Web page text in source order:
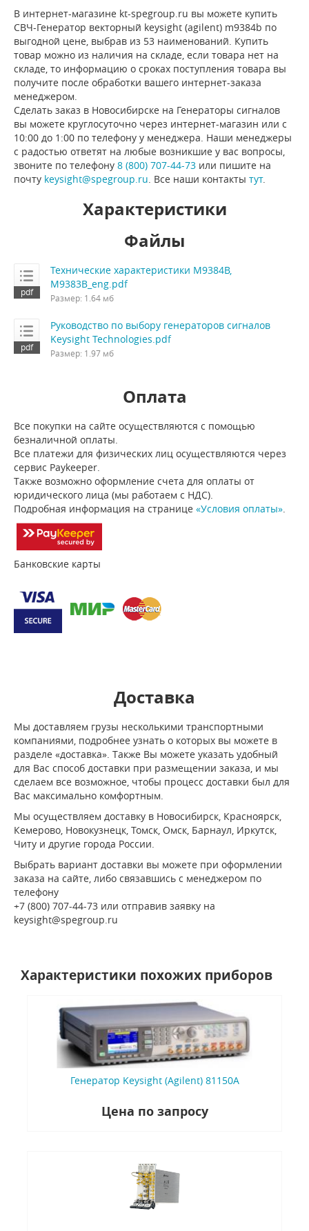
В интернет-магазине kt-spegroup.ru вы можете купить
СВЧ-Генератор векторный keysight (agilent) m9384b по
выгодной цене, выбрав из 53 наименований. Купить
товар можно из наличия на складе, если товара нет на
складе, то информацию о сроках поступления товара вы
получите после обработки вашего интернет-заказа
менеджером.
Сделать заказ в Новосибирске на Генераторы сигналов
вы можете круглосуточно через интернет-магазин или с
10:00 до 1:00 по телефону у менеджера. Наши менеджеры
с радостью ответят на любые возникшие у вас вопросы,
звоните по телефону 8 (800) 707-44-73 или пишите на
почту keysight@spegroup.ru . Все наши контакты тут.
Характеристики
Файлы
Технические характеристики M9384B,
M9383B_eng.pdf
Размер: 1.64 мб
Руководство по выбору генераторов сигналов
Keysight Technologies.pdf
Размер: 1.97 мб
Оплата
Все покупки на сайте осуществляются с помощью
безналичной оплаты.
Все платежи для физических лиц осуществляются через
сервис Paykeeper.
Также возможно оформление счета для оплаты от
юридического лица (мы работаем с НДС).
Подробная информация на странице «Условия оплаты»
Банковские карты
Доставка
Мы доставляем грузы несколькими транспортными
компаниями, подробнее узнать о которых вы можете в
разделе «доставка». Также Вы можете указать удобный
для Вас способ доставки при размещении заказа, и мы
сделаем все возможное, чтобы процесс доставки был для
Вас максимально комфортным.
Мы осуществляем доставку в Новосибирск, Красноярск,
Кемерово, Новокузнецк, Томск, Омск, Барнаул, Иркутск,
Читу и другие города России.
Выбрать вариант доставки вы можете при оформлении
заказа на сайте, либо связавшись с менеджером по
телефону
+7 (800) 707-44-73 или отправив заявку на
keysight@spegroup.ru
Характеристики похожих приборов
Генератор Keysight (Agilent) 81150A
Цена по запросу